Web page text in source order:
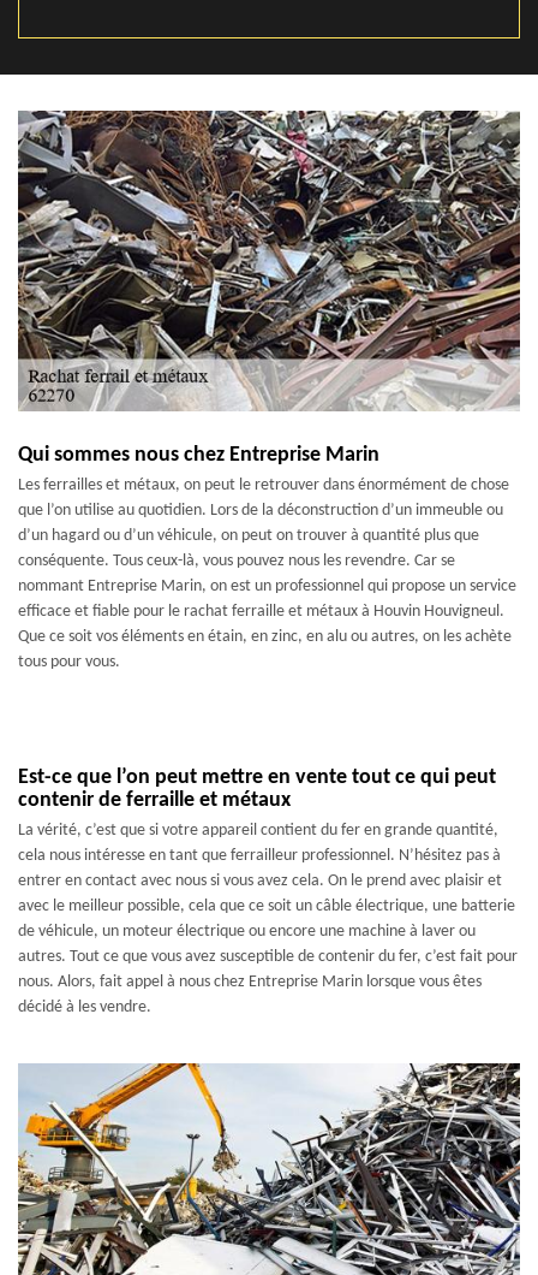
Qui sommes nous chez Entreprise Marin
Les ferrailles et métaux, on peut le retrouver dans énormément de chose
que l’on utilise au quotidien. Lors de la déconstruction d’un immeuble ou
d’un hagard ou d’un véhicule, on peut on trouver à quantité plus que
conséquente. Tous ceux-là, vous pouvez nous les revendre. Car se
nommant Entreprise Marin, on est un professionnel qui propose un service
efficace et fiable pour le rachat ferraille et métaux à Houvin Houvigneul.
Que ce soit vos éléments en étain, en zinc, en alu ou autres, on les achète
tous pour vous.
Est-ce que l’on peut mettre en vente tout ce qui peut
contenir de ferraille et métaux
La vérité, c’est que si votre appareil contient du fer en grande quantité,
cela nous intéresse en tant que ferrailleur professionnel. N’hésitez pas à
entrer en contact avec nous si vous avez cela. On le prend avec plaisir et
avec le meilleur possible, cela que ce soit un câble électrique, une batterie
de véhicule, un moteur électrique ou encore une machine à laver ou
autres. Tout ce que vous avez susceptible de contenir du fer, c’est fait pour
nous. Alors, fait appel à nous chez Entreprise Marin lorsque vous êtes
décidé à les vendre.